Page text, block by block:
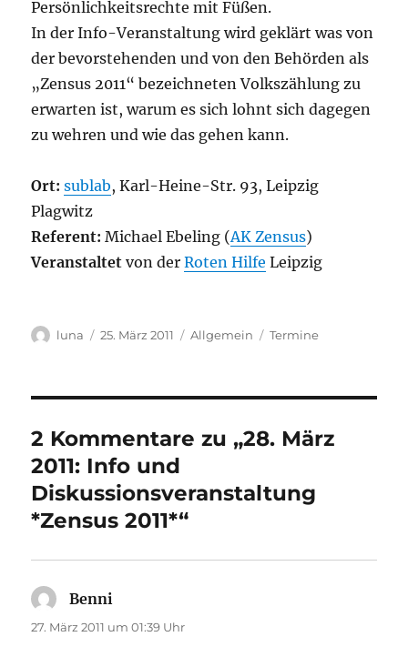
Persönlichkeitsrechte mit Füßen.
In der Info-Veranstaltung wird geklärt was von
der bevorstehenden und von den Behörden als
„Zensus 2011“ bezeichneten Volkszählung zu
erwarten ist, warum es sich lohnt sich dagegen
zu wehren und wie das gehen kann.
Ort: sublab, Karl-Heine-Str. 93, Leipzig
Plagwitz
Referent: Michael Ebeling (AK Zensus)
Veranstaltet von derRoten Hilfe Leipzig
Autor
luna
Veröffentlicht
25. März 2011 Kategorien
Allgemein Schlagwörter
Termine
2 Kommentare zu „28. März
2011: Info und
Diskussionsveranstaltung
*Zensus 2011*“
Benni
27. März 2011 um 01:39 Uhr